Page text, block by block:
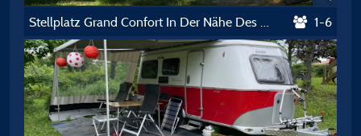
Stellplatz Grand Confort In Der Nähe Des Schwimmbads 1-6